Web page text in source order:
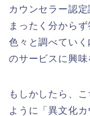
カウンセラー認
まったく分から
色々と調べてい
のサービスに興味
もしかしたら、
ように「異文化